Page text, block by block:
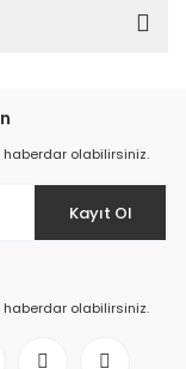
olabilirsiniz.
Kayıt Ol
olabilirsiniz.